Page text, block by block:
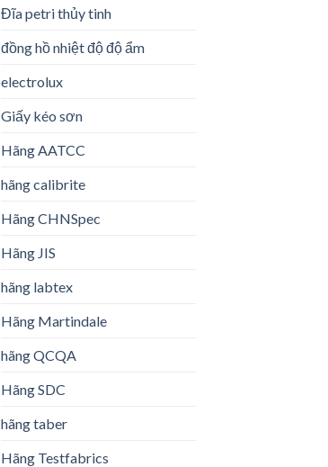
Đĩa petri thủy tinh
đồng hồ nhiệt độ độ ẩm
electrolux
Giấy kéo sơn
Hãng AATCC
hãng calibrite
Hãng CHNSpec
Hãng JIS
hãng labtex
Hãng Martindale
hãng QCQA
Hãng SDC
hãng taber
Hãng Testfabrics